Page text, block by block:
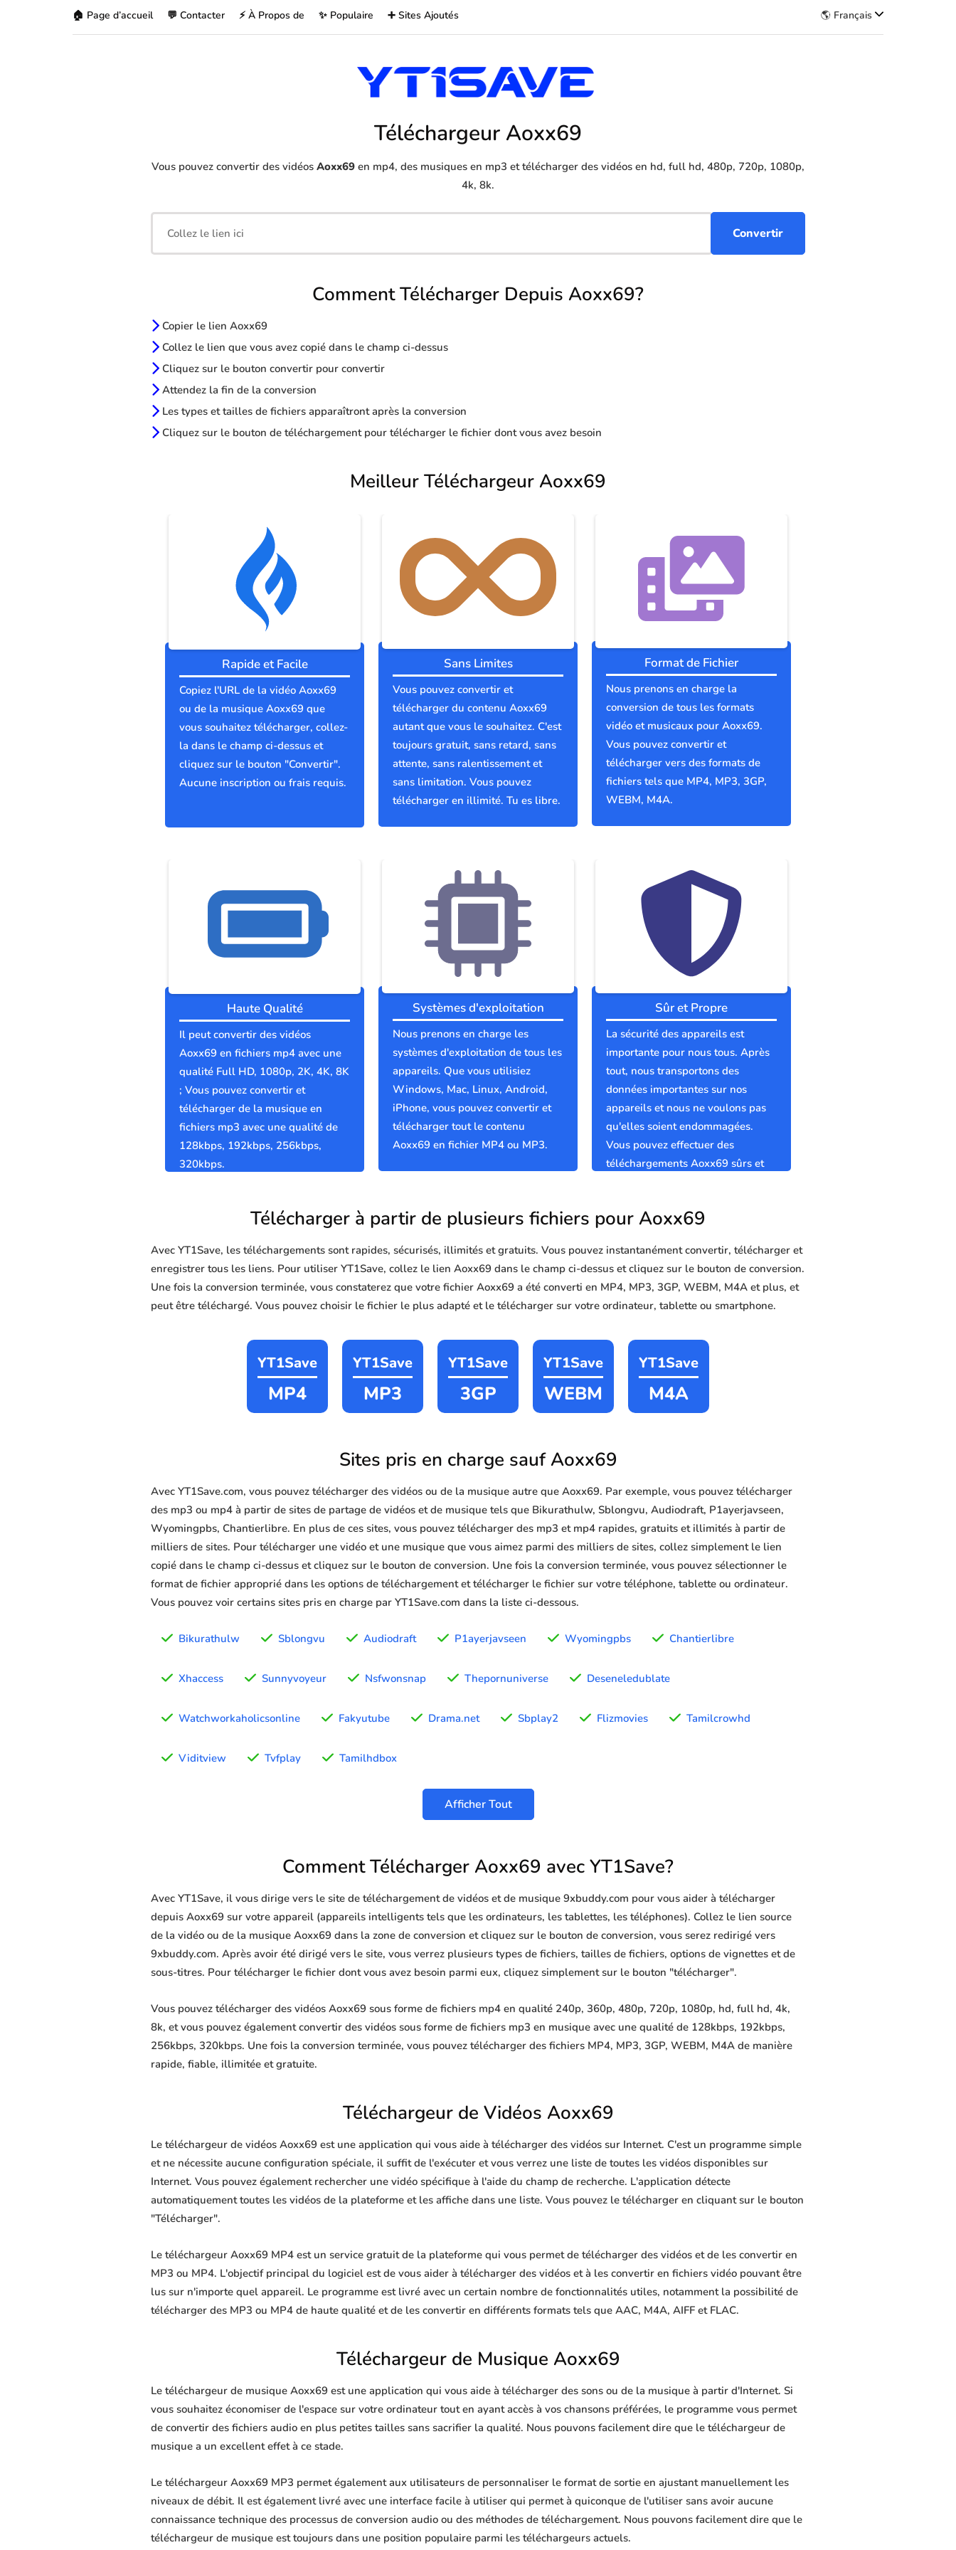
🏠 Page d’accueil 💬 Contacter ⚡ À Propos de ✨ Populaire ➕ Sites Ajoutés 🌎 Français
Téléchargeur Aoxx69
Vous pouvez convertir des vidéos Aoxx69 en mp4, des musiques en mp3 et télécharger des vidéos en hd, full hd, 480p, 720p, 1080p,
4k, 8k.
Comment Télécharger Depuis Aoxx69?
Copier le lien Aoxx69
Collez le lien que vous avez copié dans le champ ci-dessus
Cliquez sur le bouton convertir pour convertir
Attendez la fin de la conversion
Les types et tailles de fichiers apparaîtront après la conversion
Cliquez sur le bouton de téléchargement pour télécharger le fichier dont vous avez besoin
Meilleur Téléchargeur Aoxx69
Rapide et Facile
Copiez l'URL de la vidéo Aoxx69
ou de la musique Aoxx69 que
vous souhaitez télécharger, collez-
la dans le champ ci-dessus et
cliquez sur le bouton "Convertir".
Aucune inscription ou frais requis.
Sans Limites
Vous pouvez convertir et
télécharger du contenu Aoxx69
autant que vous le souhaitez. C'est
toujours gratuit, sans retard, sans
attente, sans ralentissement et
sans limitation. Vous pouvez
télécharger en illimité. Tu es libre.
Format de Fichier
Nous prenons en charge la
conversion de tous les formats
vidéo et musicaux pour Aoxx69.
Vous pouvez convertir et
télécharger vers des formats de
fichiers tels que MP4, MP3, 3GP,
WEBM, M4A.
Haute Qualité
Il peut convertir des vidéos
Aoxx69 en fichiers mp4 avec une
qualité Full HD, 1080p, 2K, 4K, 8K
; Vous pouvez convertir et
télécharger de la musique en
fichiers mp3 avec une qualité de
128kbps, 192kbps, 256kbps,
320kbps.
Systèmes d'exploitation
Nous prenons en charge les
systèmes d'exploitation de tous les
appareils. Que vous utilisiez
Windows, Mac, Linux, Android,
iPhone, vous pouvez convertir et
télécharger tout le contenu
Aoxx69 en fichier MP4 ou MP3.
Sûr et Propre
La sécurité des appareils est
importante pour nous tous. Après
tout, nous transportons des
données importantes sur nos
appareils et nous ne voulons pas
qu'elles soient endommagées.
Vous pouvez effectuer des
téléchargements Aoxx69 sûrs et
Télécharger à partir de plusieurs fichiers pour Aoxx69
Avec YT1Save, les téléchargements sont rapides, sécurisés, illimités et gratuits. Vous pouvez instantanément convertir, télécharger et
enregistrer tous les liens. Pour utiliser YT1Save, collez le lien Aoxx69 dans le champ ci-dessus et cliquez sur le bouton de conversion.
Une fois la conversion terminée, vous constaterez que votre fichier Aoxx69 a été converti en MP4, MP3, 3GP, WEBM, M4A et plus, et
peut être téléchargé. Vous pouvez choisir le fichier le plus adapté et le télécharger sur votre ordinateur, tablette ou smartphone.
YT1Save
MP4
YT1Save
MP3
YT1Save
3GP
YT1Save
WEBM
YT1Save
M4A
Sites pris en charge sauf Aoxx69
Avec YT1Save.com, vous pouvez télécharger des vidéos ou de la musique autre que Aoxx69. Par exemple, vous pouvez télécharger
des mp3 ou mp4 à partir de sites de partage de vidéos et de musique tels que Bikurathulw, Sblongvu, Audiodraft, P1ayerjavseen,
Wyomingpbs, Chantierlibre. En plus de ces sites, vous pouvez télécharger des mp3 et mp4 rapides, gratuits et illimités à partir de
milliers de sites. Pour télécharger une vidéo et une musique que vous aimez parmi des milliers de sites, collez simplement le lien
copié dans le champ ci-dessus et cliquez sur le bouton de conversion. Une fois la conversion terminée, vous pouvez sélectionner le
format de fichier approprié dans les options de téléchargement et télécharger le fichier sur votre téléphone, tablette ou ordinateur.
Vous pouvez voir certains sites pris en charge par YT1Save.com dans la liste ci-dessous.
Bikurathulw Sblongvu Audiodraft P1ayerjavseen Wyomingpbs Chantierlibre
Xhaccess Sunnyvoyeur Nsfwonsnap Thepornuniverse Deseneledublate
Watchworkaholicsonline Fakyutube Drama.net Sbplay2 Flizmovies Tamilcrowhd
Viditview Tvfplay Tamilhdbox
Afficher Tout
Comment Télécharger Aoxx69 avec YT1Save?
Avec YT1Save, il vous dirige vers le site de téléchargement de vidéos et de musique 9xbuddy.com pour vous aider à télécharger
depuis Aoxx69 sur votre appareil (appareils intelligents tels que les ordinateurs, les tablettes, les téléphones). Collez le lien source
de la vidéo ou de la musique Aoxx69 dans la zone de conversion et cliquez sur le bouton de conversion, vous serez redirigé vers
9xbuddy.com. Après avoir été dirigé vers le site, vous verrez plusieurs types de fichiers, tailles de fichiers, options de vignettes et de
sous-titres. Pour télécharger le fichier dont vous avez besoin parmi eux, cliquez simplement sur le bouton "télécharger".
Vous pouvez télécharger des vidéos Aoxx69 sous forme de fichiers mp4 en qualité 240p, 360p, 480p, 720p, 1080p, hd, full hd, 4k,
8k, et vous pouvez également convertir des vidéos sous forme de fichiers mp3 en musique avec une qualité de 128kbps, 192kbps,
256kbps, 320kbps. Une fois la conversion terminée, vous pouvez télécharger des fichiers MP4, MP3, 3GP, WEBM, M4A de manière
rapide, fiable, illimitée et gratuite.
Téléchargeur de Vidéos Aoxx69
Le téléchargeur de vidéos Aoxx69 est une application qui vous aide à télécharger des vidéos sur Internet. C'est un programme simple
et ne nécessite aucune configuration spéciale, il suffit de l'exécuter et vous verrez une liste de toutes les vidéos disponibles sur
Internet. Vous pouvez également rechercher une vidéo spécifique à l'aide du champ de recherche. L'application détecte
automatiquement toutes les vidéos de la plateforme et les affiche dans une liste. Vous pouvez le télécharger en cliquant sur le bouton
"Télécharger".
Le téléchargeur Aoxx69 MP4 est un service gratuit de la plateforme qui vous permet de télécharger des vidéos et de les convertir en
MP3 ou MP4. L'objectif principal du logiciel est de vous aider à télécharger des vidéos et à les convertir en fichiers vidéo pouvant être
lus sur n'importe quel appareil. Le programme est livré avec un certain nombre de fonctionnalités utiles, notamment la possibilité de
télécharger des MP3 ou MP4 de haute qualité et de les convertir en différents formats tels que AAC, M4A, AIFF et FLAC.
Téléchargeur de Musique Aoxx69
Le téléchargeur de musique Aoxx69 est une application qui vous aide à télécharger des sons ou de la musique à partir d'Internet. Si
vous souhaitez économiser de l'espace sur votre ordinateur tout en ayant accès à vos chansons préférées, le programme vous permet
de convertir des fichiers audio en plus petites tailles sans sacrifier la qualité. Nous pouvons facilement dire que le téléchargeur de
musique a un excellent effet à ce stade.
Le téléchargeur Aoxx69 MP3 permet également aux utilisateurs de personnaliser le format de sortie en ajustant manuellement les
niveaux de débit. Il est également livré avec une interface facile à utiliser qui permet à quiconque de l'utiliser sans avoir aucune
connaissance technique des processus de conversion audio ou des méthodes de téléchargement. Nous pouvons facilement dire que le
téléchargeur de musique est toujours dans une position populaire parmi les téléchargeurs actuels.